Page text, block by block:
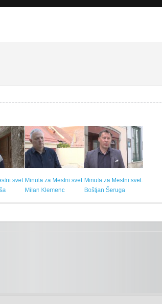
svet: Minuta za Mestni svet:
Milan Klemenc
Minuta za Mestni svet:
Boštjan Šeruga